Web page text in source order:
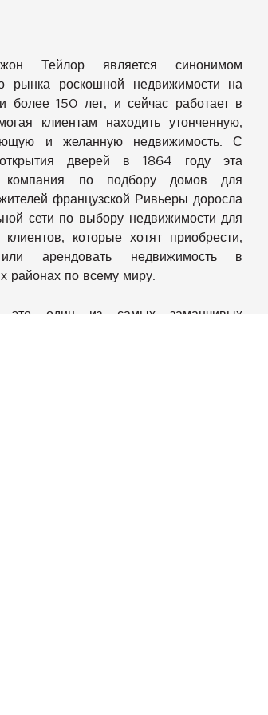
Тейлор является синонимом
рынка роскошной недвижимости на
более 150 лет, и сейчас работает в
клиентам находить утонченную,
и желанную недвижимость. С
дверей в 1864 году эта
компания по подбору домов для
французской Ривьеры доросла
сети по выбору недвижимости для
клиентов, которые хотят приобрести,
арендовать недвижимость в
районах по всему миру.
один из самых заманчивых
и управлять ими, обеспечивая